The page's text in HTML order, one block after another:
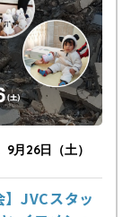
月26日（土）
JVCスタッ